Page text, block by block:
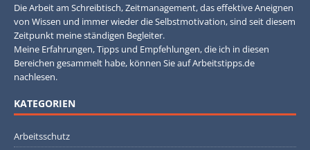
Die Arbeit am Schreibtisch, Zeitmanagement, das effektive Aneignen
von Wissen und immer wieder die Selbstmotivation, sind seit diesem
Zeitpunkt meine ständigen Begleiter.
Meine Erfahrungen, Tipps und Empfehlungen, die ich in diesen
Bereichen gesammelt habe, können Sie auf Arbeitstipps.de
nachlesen.
KATEGORIEN
Arbeitsschutz